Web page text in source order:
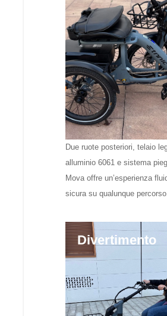
Due ruote posteriori, telaio
alluminio 6061 e sistema
Mova offre un’esperienza
sicura su qualunque percorso.
Divertimento